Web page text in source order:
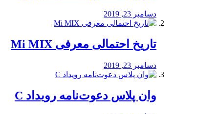
دسامبر 23, 2019
تاریخ احتمالی معرفی Mi MIX
دسامبر 23, 2019
وان پلاس دعوت‌نامه رویداد C